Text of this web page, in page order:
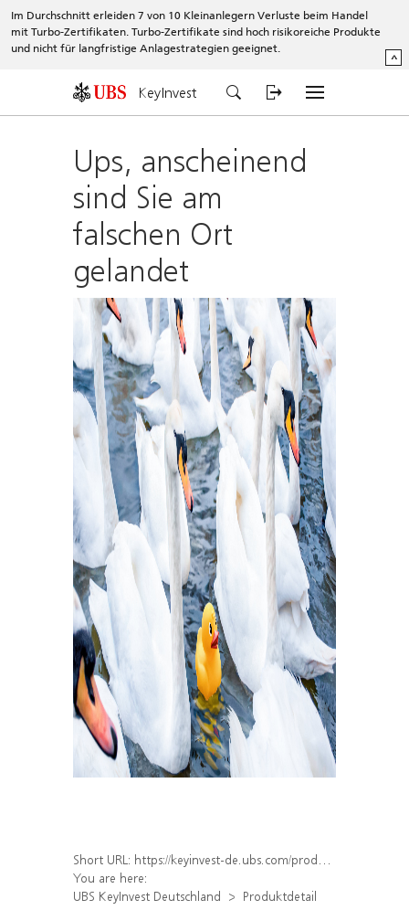
Im Durchschnitt erleiden 7 von 10 Kleinanlegern Verluste beim Handel
mit Turbo-Zertifikaten. Turbo-Zertifikate sind hoch risikoreiche Produkte
und nicht für langfristige Anlagestrategien geeignet.
^
KeyInvest
Ups, anscheinend
sind Sie am
falschen Ort
gelandet
Short URL: https://keyinvest-de.ubs.com/produkt/detail/index/isin/DE000WA8CRY4
You are here:
UBS KeyInvest Deutschland
Produktdetail